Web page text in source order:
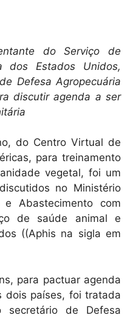
do Serviço de
dos Estados Unidos,
Defesa Agropecuária
discutir agenda a ser
do Centro Virtual de
para treinamento
vegetal, foi um
no Ministério
e Abastecimento com
de saúde animal e
((Aphis na sigla em
para pactuar agenda
dois países, foi tratada
de Defesa